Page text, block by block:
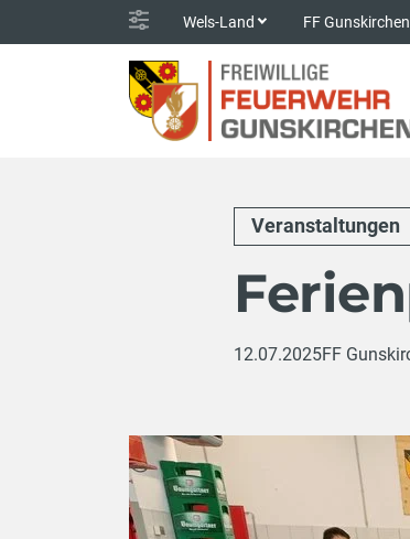
Wels-Land FF Gunskirchen
Veranstaltungen
12.07.2025FF